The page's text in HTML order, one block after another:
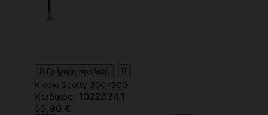
 Γρήγορη προβολή 
Κιόσκι Scotty 300x300
Κωδικός: 1022624.1
55,90 €